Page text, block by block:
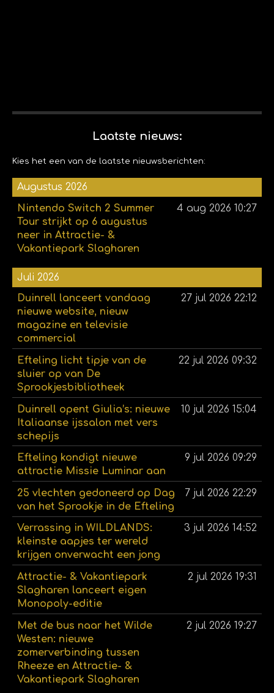
Laatste nieuws:
Kies het een van de laatste nieuwsberichten:
Augustus 2026
Nintendo Switch 2 Summer
Tour strijkt op 6 augustus
neer in Attractie- &
Vakantiepark Slagharen
4 aug 2026 10:27
Juli 2026
Duinrell lanceert vandaag
nieuwe website, nieuw
magazine en televisie
commercial
27 jul 2026 22:12
Efteling licht tipje van de
sluier op van De
Sprookjesbibliotheek
22 jul 2026 09:32
Duinrell opent Giulia’s: nieuwe
Italiaanse ijssalon met vers
schepijs
10 jul 2026 15:04
Efteling kondigt nieuwe
attractie Missie Luminar aan
9 jul 2026 09:29
25 vlechten gedoneerd op Dag
van het Sprookje in de Efteling
7 jul 2026 22:29
Verrassing in WILDLANDS:
kleinste aapjes ter wereld
krijgen onverwacht een jong
3 jul 2026 14:52
Attractie- & Vakantiepark
Slagharen lanceert eigen
Monopoly-editie
2 jul 2026 19:31
Met de bus naar het Wilde
Westen: nieuwe
zomerverbinding tussen
Rheeze en Attractie- &
Vakantiepark Slagharen
2 jul 2026 19:27